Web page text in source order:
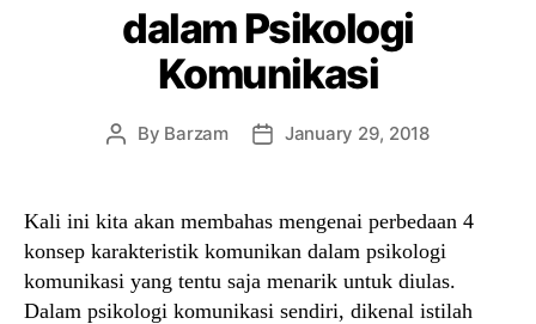
dalam Psikologi
Komunikasi
Post
By Barzam
PostJanuary 29, 2018
Kali ini kita akan membahas mengenai perbedaan 4
konsep karakteristik komunikan dalam psikologi
komunikasi yang tentu saja menarik untuk diulas.
Dalam psikologi komunikasi sendiri, dikenal istilah